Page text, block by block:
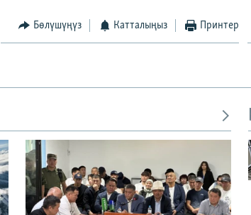
Бөлүшүңүз Катталыңыз Принтер